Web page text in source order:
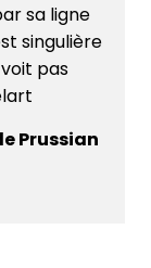
sa ligne
singulière
pas
Prussian